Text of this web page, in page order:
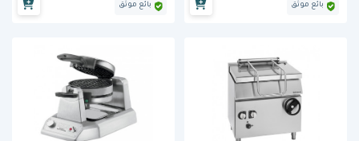
بائع موثق بائع موثق